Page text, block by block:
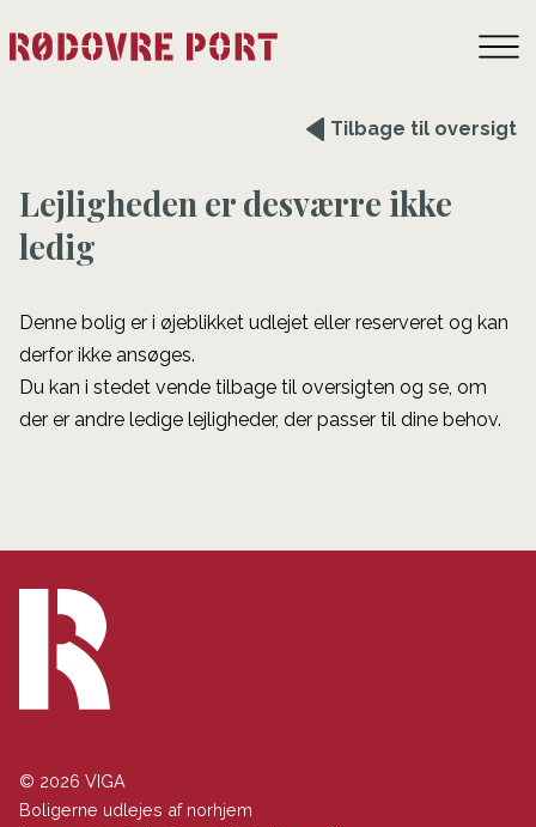
Tilbage til oversigt
Lejligheden er desværre ikke
ledig
Denne bolig er i øjeblikket udlejet eller reserveret og kan
derfor ikke ansøges.
Du kan i stedet vende tilbage til oversigten og se, om
der er andre ledige lejligheder, der passer til dine behov.
© 2026 VIGA
Boligerne udlejes af norhjem